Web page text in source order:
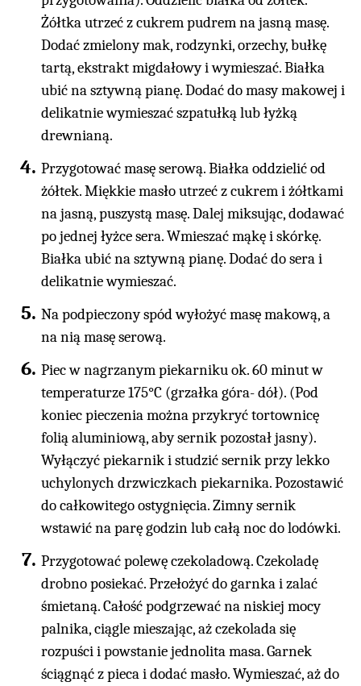
Żółtka utrzeć z cukrem pudrem na jasną masę.
Dodać zmielony mak, rodzynki, orzechy, bułkę
tartą, ekstrakt migdałowy i wymieszać. Białka
ubić na sztywną pianę. Dodać do masy makowej i
delikatnie wymieszać szpatułką lub łyżką
drewnianą.
Przygotować masę serową. Białka oddzielić od
żółtek. Miękkie masło utrzeć z cukrem i żółtkami
na jasną, puszystą masę. Dalej miksując, dodawać
po jednej łyżce sera. Wmieszać mąkę i skórkę.
Białka ubić na sztywną pianę. Dodać do sera i
delikatnie wymieszać.
Na podpieczony spód wyłożyć masę makową, a
na nią masę serową.
Piec w nagrzanym piekarniku ok. 60 minut w
temperaturze 175°C (grzałka góra- dół). (Pod
koniec pieczenia można przykryć tortownicę
folią aluminiową, aby sernik pozostał jasny).
Wyłączyć piekarnik i studzić sernik przy lekko
uchylonych drzwiczkach piekarnika. Pozostawić
do całkowitego ostygnięcia. Zimny sernik
wstawić na parę godzin lub całą noc do lodówki.
Przygotować polewę czekoladową. Czekoladę
drobno posiekać. Przełożyć do garnka i zalać
śmietaną. Całość podgrzewać na niskiej mocy
palnika, ciągle mieszając, aż czekolada się
rozpuści i powstanie jednolita masa. Garnek
ściągnąć z pieca i dodać masło. Wymieszać, aż do